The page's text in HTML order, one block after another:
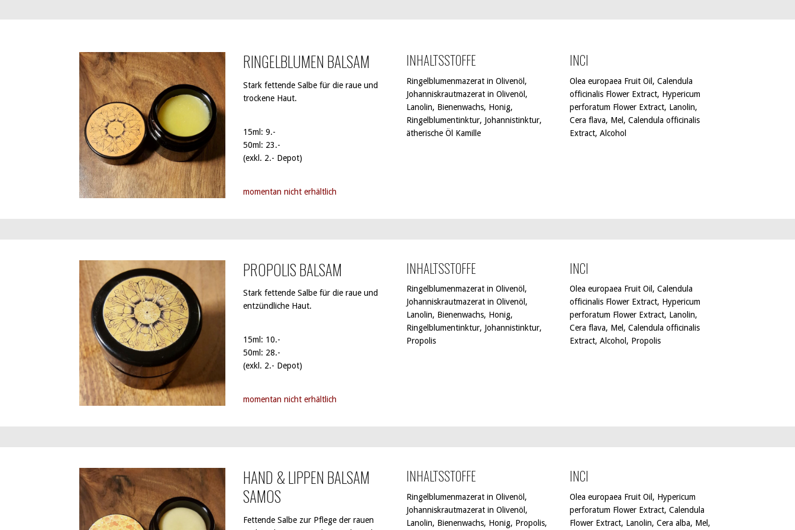
RINGELBLUMEN BALSAM
Stark fettende Salbe für die raue und
trockene Haut.
15ml: 9.-
50ml: 23.-
(exkl. 2.- Depot)
momentan nicht erhältlich
INHALTSSTOFFE
Ringelblumenmazerat in Olivenöl,
Johanniskrautmazerat in Olivenöl,
Lanolin, Bienenwachs, Honig,
Ringelblumentinktur, Johannistinktur,
ätherische Öl Kamille
INCI
Olea europaea Fruit Oil, Calendula
officinalis Flower Extract, Hypericum
perforatum Flower Extract, Lanolin,
Cera flava, Mel, Calendula officinalis
Extract, Alcohol
PROPOLIS BALSAM
Stark fettende Salbe für die raue und
entzündliche Haut.
15ml: 10.-
50ml: 28.-
(exkl. 2.- Depot)
momentan nicht erhältlich
INHALTSSTOFFE
Ringelblumenmazerat in Olivenöl,
Johanniskrautmazerat in Olivenöl,
Lanolin, Bienenwachs, Honig,
Ringelblumentinktur, Johannistinktur,
Propolis
INCI
Olea europaea Fruit Oil, Calendula
officinalis Flower Extract, Hypericum
perforatum Flower Extract, Lanolin,
Cera flava, Mel, Calendula officinalis
Extract, Alcohol, Propolis
HAND & LIPPEN BALSAM
SAMOS
Fettende Salbe zur Pflege der rauen
INHALTSSTOFFE
Ringelblumenmazerat in Olivenöl,
Johanniskrautmazerat in Olivenöl,
Lanolin, Bienenwachs, Honig, Propolis,
INCI
Olea europaea Fruit Oil, Hypericum
perforatum Flower Extract, Calendula
Flower Extract, Lanolin, Cera alba, Mel,